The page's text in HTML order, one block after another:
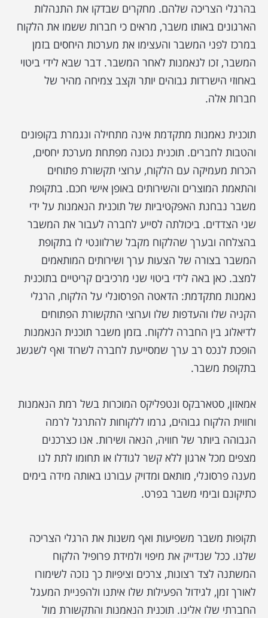
בהרגלי הצריכה שלהם. מחקרים שבדקו את התנהלות
הארגונים באותו משבר, מראים כי חברות ששמו את הלקוח
במרכז לפני המשבר והעצימו את מערכות היחסים בזמן
המשבר, זכו לנאמנות לאחר המשבר. דבר שבא לידי ביטוי
באחוזי הישרדות גבוהים יותר וקצב צמיחה מהיר של
חברות אלה.
תוכנית נאמנות מתקדמת אינה מתחילה ונגמרת בקופונים
והטבות לחברים. תוכנית נכונה מפתחת מערכת יחסים,
הכרות מעמיקה עם הלקוח, ערוצי תקשורת פתוחים
והתאמת המוצרים והשירותים באופן אישי חכם. בתקופת
משבר נבחנת האפקטיביות של תוכנית הנאמנות על ידי
שני הצדדים. ביכולתה לסייע לחברה לעבור את המשבר
בהצלחה ובערך שהלקוח מקבל שרלוונטי לו בתקופת
המשבר בצורה של הצעות ערך ושירותים המותאמים
למצב. כאן באה לידי ביטוי שני מרכיבים קריטיים בתוכנית
נאמנות מתקדמת: הדאטה הפרסונלי על הלקוח, הרגלי
הקניה שלו והעדפות שלו וערוצי התקשורת הפתוחים
לדיאלוג בין החברה ללקוח. בזמן משבר תוכנית הנאמנות
הופכת לנכס רב ערך שמסייעת לחברה לשרוד ואף לשגשג
בתקופת משבר.
אמאזון, סטארבקס ונטפליקס המוכרות בשל רמת הנאמנות
וחווית הלקוח גבוהים, גרמו ללקוחות להתרגל לרמה
הגבוהה ביותר של חוויה, הנאה ושירות. אנו כצרכנים
מצפים מכל ארגון ללא קשר לגודלו או תחומו לתת לנו
מענה פרסונלי, מותאם ומדויק עבורנו באותה מידה בימים
כתיקונם ובימי משבר בפרט.
תקופות משבר משפיעות ואף משנות את הרגלי הצריכה
שלנו. ככל שנדייק את מיפוי ולמידת פרופיל הלקוח
המשתנה לצד רצונות, צרכים וציפיות כך נזכה לשימורו
לאורך זמן, לגידול הפעילות שלו איתנו ולהפניית המעגל
החברתי שלו אלינו. תוכנית הנאמנות והתקשורת מול